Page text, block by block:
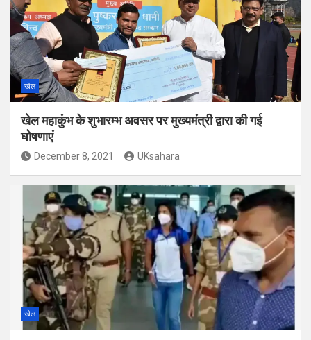
खेल
खेल महाकुंभ के शुभारम्भ अवसर पर मुख्यमंत्री द्वारा की गई
घोषणाएं
December 8, 2021 UKsahara
खेल